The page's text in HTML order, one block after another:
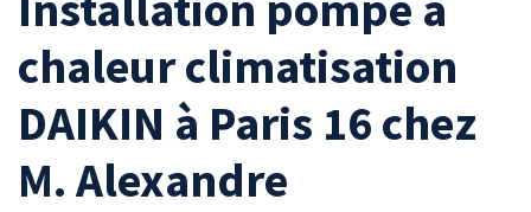
chaleur climatisation
DAIKIN à Paris 16 chez
M. Alexandre